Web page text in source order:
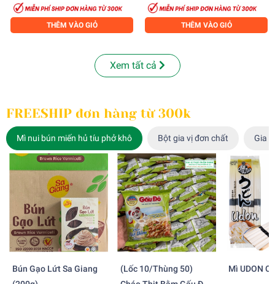
THÊM VÀO GIỎ THÊM VÀO GIỎ
Xem tất cả
FREESHIP đơn hàng từ 300k
Mì nui bún miến hủ tíu phở khô Bột gia vị đơn chất Gia
Bún Gạo Lứt Sa Giang
(Lốc 10/Thùng 50)
Mì UDON